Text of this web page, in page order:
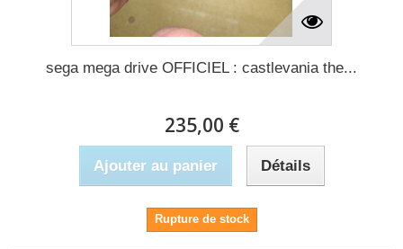
sega mega drive OFFICIEL : castlevania the...
235,00 €
Ajouter au panier Détails
Rupture de stock